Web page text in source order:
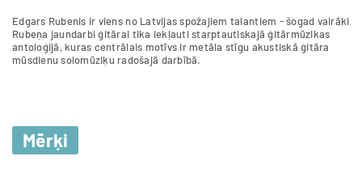
Edgars Rubenis ir viens no Latvijas spožajiem talantiem - šogad vairāki
Rubeņa jaundarbi ģitārai tika iekļauti starptautiskajā ģitārmūzikas
antoloģijā, kuras centrālais motīvs ir metāla stīgu akustiskā ģitāra
mūsdienu solomūziķu radošajā darbībā.
Mērķi